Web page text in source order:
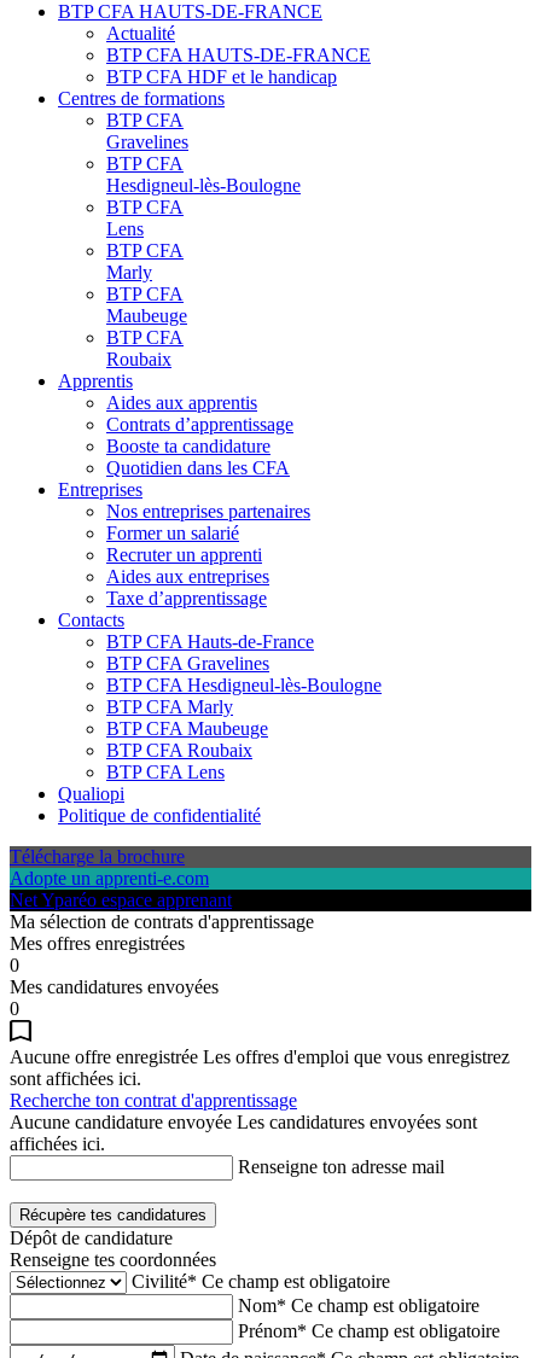
BTP CFA HAUTS-DE-FRANCE
Actualité
BTP CFA HAUTS-DE-FRANCE
BTP CFA HDF et le handicap
Centres de formations
BTP CFA
Gravelines
BTP CFA
Hesdigneul-lès-Boulogne
BTP CFA
Lens
BTP CFA
Marly
BTP CFA
Maubeuge
BTP CFA
Roubaix
Apprentis
Aides aux apprentis
Contrats d’apprentissage
Booste ta candidature
Quotidien dans les CFA
Entreprises
Nos entreprises partenaires
Former un salarié
Recruter un apprenti
Aides aux entreprises
Taxe d’apprentissage
Contacts
BTP CFA Hauts-de-France
BTP CFA Gravelines
BTP CFA Hesdigneul-lès-Boulogne
BTP CFA Marly
BTP CFA Maubeuge
BTP CFA Roubaix
BTP CFA Lens
Qualiopi
Politique de confidentialité
Télécharge la brochure
Adopte un apprenti-e.com
Net Yparéo espace apprenant
Ma sélection de contrats d'apprentissage
Mes offres enregistrées
0
Mes candidatures envoyées
0
Aucune offre enregistrée Les offres d'emploi que vous enregistrez
sont affichées ici.
Recherche ton contrat d'apprentissage
Aucune candidature envoyée Les candidatures envoyées sont
affichées ici.
Renseigne ton adresse mail
Récupère tes candidatures
Dépôt de candidature
Renseigne tes coordonnées
Civilité* Ce champ est obligatoire
Nom* Ce champ est obligatoire
Prénom* Ce champ est obligatoire